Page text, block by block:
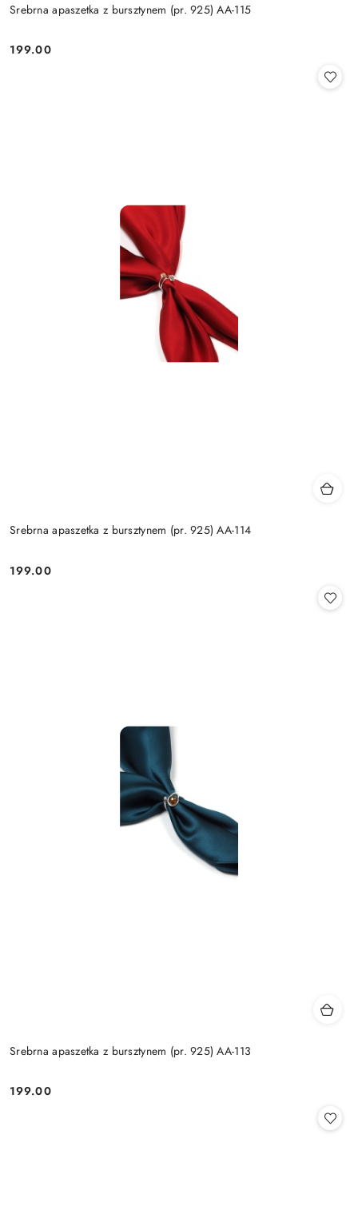
Srebrna apaszetka z bursztynem (pr. 925) AA-115
Cena:
199.00
Srebrna apaszetka z bursztynem (pr. 925) AA-114
Cena:
199.00
Srebrna apaszetka z bursztynem (pr. 925) AA-113
Cena:
199.00